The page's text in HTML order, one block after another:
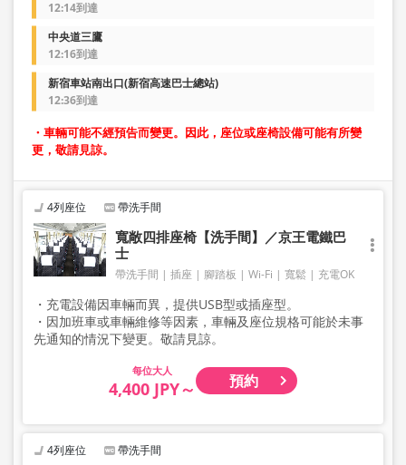
12:14到達
中央道三鷹
12:16到達
新宿車站南出口(新宿高速巴士總站)
12:36到達
・車輛可能不經預告而變更。因此，座位或座椅設備可能有所變
更，敬請見諒。
4列座位 帶洗手間
寬敞四排座椅【洗手間】／京王電鐵巴
士
帶洗手間 插座 腳踏板 Wi-Fi 寬鬆 充電OK
・充電設備因車輛而異，提供USB型或插座型。
・因加班車或車輛維修等因素，車輛及座位規格可能於未事
先通知的情況下變更。敬請見諒。
大人
4,400 JPY～ 預約
4列座位 帶洗手間